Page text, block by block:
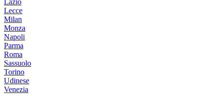
Lecce
Milan
Monza
Napoli
Parma
Roma
Sassuolo
Torino
Udinese
Venezia